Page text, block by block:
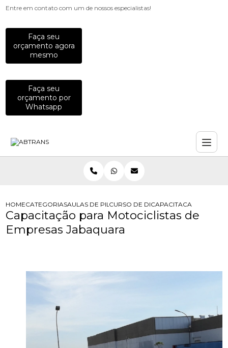
Entre em contato com um de nossos especialistas!
Faça seu
orçamento agora
mesmo
Faça seu
orçamento por
Whatsapp
HOMECATEGORIASAULAS DE PILOTAGEM PARA EMPRESAS
CURSO DE DIRECAO DE MOTO PARA
CAPACITACAO PARA
Capacitação para Motociclistas de
Empresas Jabaquara